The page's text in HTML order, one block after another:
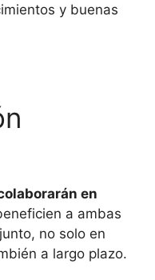
y buenas
en
a ambas
no solo en
a largo plazo.